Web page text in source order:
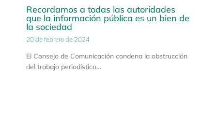
Recordamos a todas las autoridades
que la información pública es un bien de
la sociedad
20 de febrero de 2024
El Consejo de Comunicación condena la obstrucción
del trabajo periodístico…